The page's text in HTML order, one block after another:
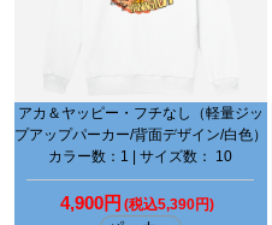
アカ＆ヤッピー・フチなし（軽量ジッ
プアップパーカー/背面デザイン/白色）
カラー数：1 | サイズ数： 10
4,900円 (税込5,390円)